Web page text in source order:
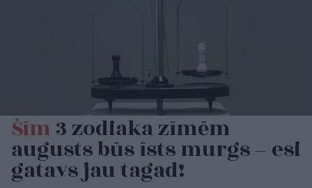
Šīm3 zodiaka zīmēm
augusts būs īsts murgs – esi
gatavs jau tagad!